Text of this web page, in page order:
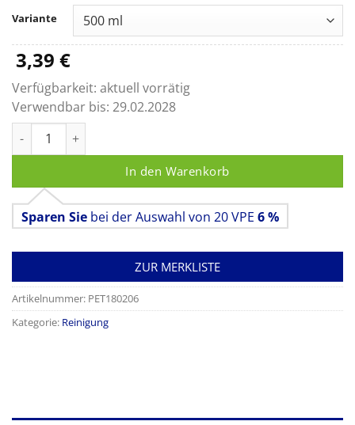
bis
5,29 €
Variante
3,39 €
Verfügbarkeit: aktuell vorrätig
Verwendbar bis: 29.02.2028
In den Warenkorb
Sparen Sie bei der Auswahl von 20 VPE 6 %
ZUR MERKLISTE
Artikelnummer: PET180206
Kategorie: Reinigung